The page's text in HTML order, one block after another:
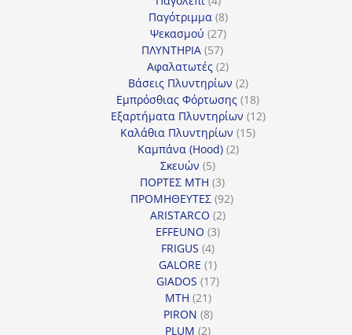
προϊόντα
Παγότριμμα 88
προϊόντα
Ψεκασμού 2727
προϊόντα
ΠΛΥΝΤΗΡΙΑ 5757
προϊόντα
Αφαλατωτές 22
προϊόντα
Βάσεις Πλυντηρίων 22
προϊόντα
Εμπρόσθιας Φόρτωσης 1818
προϊόντα
Εξαρτήματα Πλυντηρίων 1212
Καλάθια Πλυντηρίων 1515
Καμπάνα (Hood) 22
Σκευών 55
προϊόντα
ΠΟΡΤΕΣ MTH 33
προϊόντα
ΠΡΟΜΗΘΕΥΤΕΣ 9292
ARISTARCO 22
EFFEUNO 33
FRIGUS 44
προϊόντα
GALORE 11
προϊόν
GIADOS 1717
MTH 2121
προϊόντα
PIRON 88
προϊόντα
PLUM 22